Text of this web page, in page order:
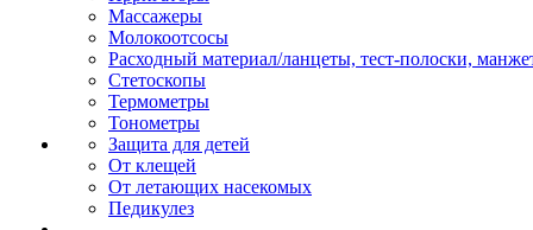
Массажеры
Молокоотсосы
Расходный материал/ланцеты, тест-полоски,
Стетоскопы
Термометры
Тонометры
Защита для детей
От клещей
От летающих насекомых
Педикулез